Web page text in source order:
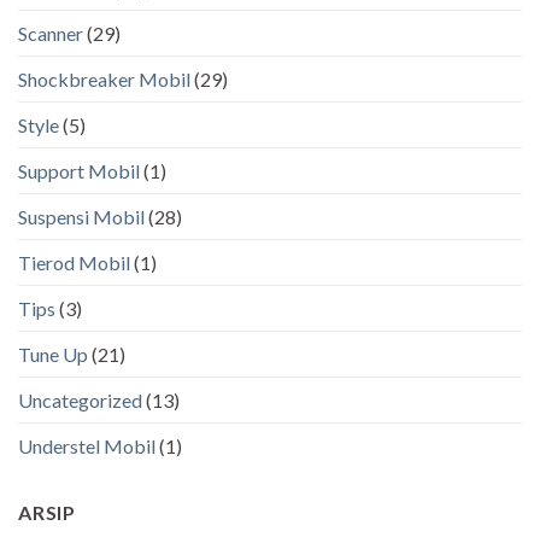
Scanner(29)
Shockbreaker Mobil(29)
Style(5)
Support Mobil(1)
Suspensi Mobil(28)
Tierod Mobil(1)
Tips (3)
Tune Up (21)
Uncategorized(13)
Understel Mobil(1)
ARSIP